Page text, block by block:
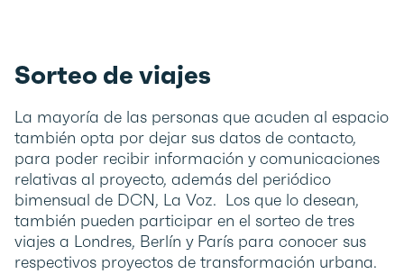
Sorteo de viajes
La mayoría de las personas que acuden al espacio
también opta por dejar sus datos de contacto,
para poder recibir información y comunicaciones
relativas al proyecto, además del periódico
bimensual de DCN, La Voz. Los que lo desean,
también pueden participar en el sorteo de tres
viajes a Londres, Berlín y París para conocer sus
respectivos proyectos de transformación urbana.